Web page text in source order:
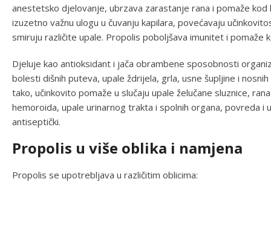
anestetsko djelovanje, ubrzava zarastanje rana i pomaže kod
izuzetno važnu ulogu u čuvanju kapilara, povećavaju
smiruju različite upale. Propolis poboljšava imunitet i pomaže
Djeluje kao antioksidant i jača obrambene sposobnosti
bolesti dišnih puteva, upale ždrijela, grla, usne šupljine i
tako, učinkovito pomaže u slučaju upale želučane sluznice,
hemoroida, upale urinarnog trakta i spolnih organa, povreda i
antiseptički.
Propolis u više oblika i namjena
Propolis se upotrebljava u različitim oblicima: